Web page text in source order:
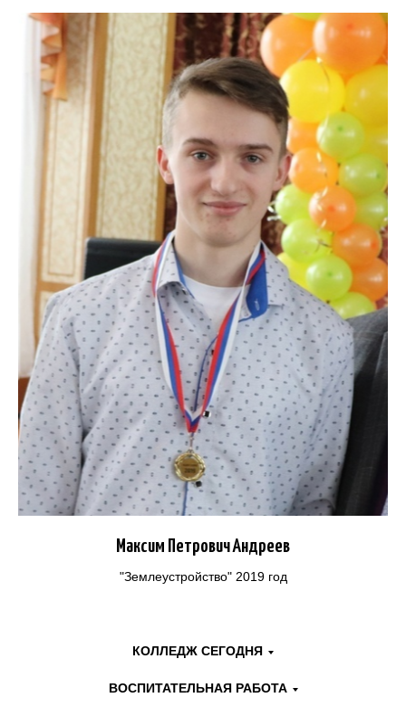
Максим Петрович Андреев
"Землеустройство" 2019 год
КОЛЛЕДЖ СЕГОДНЯ
ВОСПИТАТЕЛЬНАЯ РАБОТА
Ветеринарная клиника
Калужского колледжа
народного хозяйства и
природообустройства
Министерство
образования и науки
Калужской области
Бессмертный полк
просвещения
Российской Федерации
Памятные даты военной
истории